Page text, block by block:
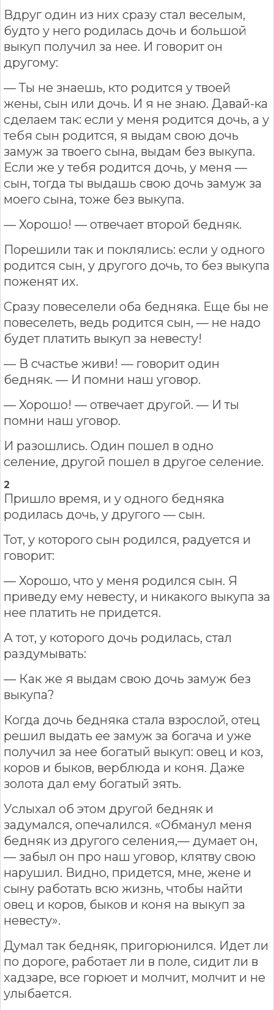
Вдруг один из них сразу стал веселым,
будто у него родилась дочь и большой
выкуп получил за нее. И говорит он
другому:
— Ты не знаешь, кто родится у твоей
жены, сын или дочь. И я не знаю. Давай-ка
сделаем так: если у меня родится дочь, а у
тебя сын родится, я выдам свою дочь
замуж за твоего сына, выдам без выкупа.
Если же у тебя родится дочь, у меня —
сын, тогда ты выдашь свою дочь замуж за
моего сына, тоже без выкупа.
— Хорошо! — отвечает второй бедняк.
Порешили так и поклялись: если у одного
родится сын, у другого дочь, то без выкупа
поженят их.
Сразу повеселели оба бедняка. Еще бы не
повеселеть, ведь родится сын, — не надо
будет платить выкуп за невесту!
— В счастье живи! — говорит один
бедняк. — И помни наш уговор.
— Хорошо! — отвечает другой. — И ты
помни наш уговор.
И разошлись. Один пошел в одно
селение, другой пошел в другое селение.
2
Пришло время, и у одного бедняка
родилась дочь, у другого — сын.
Тот, у которого сын родился, радуется и
говорит:
— Хорошо, что у меня родился сын. Я
приведу ему невесту, и никакого выкупа за
нее платить не придется.
А тот, у которого дочь родилась, стал
раздумывать:
— Как же я выдам свою дочь замуж без
выкупа?
Когда дочь бедняка стала взрослой, отец
решил выдать ее замуж за богача и уже
получил за нее богатый выкуп: овец и коз,
коров и быков, верблюда и коня. Даже
золота дал ему богатый зять.
Услыхал об этом другой бедняк и
задумался, опечалился. «Обманул меня
бедняк из другого селения,— думает он,
— забыл он про наш уговор, клятву свою
нарушил. Видно, придется, мне, жене и
сыну работать всю жизнь, чтобы найти
овец и коров, быков и коня на выкуп за
невесту».
Думал так бедняк, пригорюнился. Идет ли
по дороге, работает ли в поле, сидит ли в
хадзаре, все горюет и молчит, молчит и не
улыбается.